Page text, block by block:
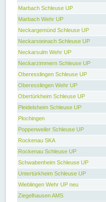
Marbach Schleuse UP
Marbach Wehr UP
Neckargemünd Schleuse UP
Neckarsteinach Schleuse UP
Neckarsulm Wehr UP
Neckarzimmern Schleuse UP
Oberesslingen Schleuse UP
Oberesslingen Wehr UP
Obertürkheim Schleuse UP
Pleidelsheim Schleuse UP
Plochingen
Poppenweiler Schleuse UP
Rockenau SKA
Rockenau Schleuse UP
Schwabenheim Schleuse UP
Untertürkheim Schleuse UP
Wieblingen Wehr UP neu
Ziegelhausen AMS